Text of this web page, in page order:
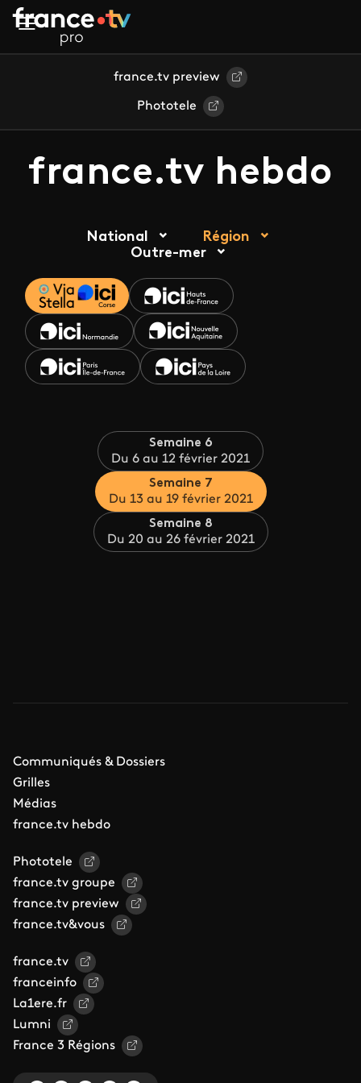
Aller au contenu principal
france.tv preview
Phototele
france.tv hebdo
National
Région
Outre-mer
Semaine 6
Du 6 au 12 février 2021
Semaine 7
Du 13 au 19 février 2021
Semaine 8
Du 20 au 26 février 2021
Communiqués & Dossiers
Grilles
Médias
france.tv hebdo
Phototele
france.tv groupe
france.tv preview
france.tv&vous
france.tv
franceinfo
La1ere.fr
Lumni
France 3 Régions